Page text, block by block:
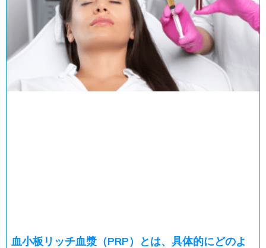
血小板リッチ血漿（PRP）とは、具体的にどのよ